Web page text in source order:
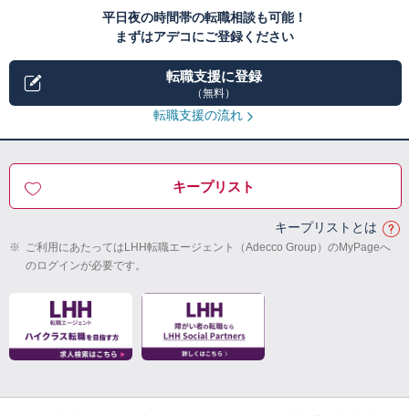
平日夜の時間帯の転職相談も可能！
まずはアデコにご登録ください
転職支援に登録
（無料）
転職支援の流れ
キープリスト
キープリストとは
※ ご利用にあたってはLHH転職エージェント（Adecco Group）のMyPageへ
のログインが必要です。